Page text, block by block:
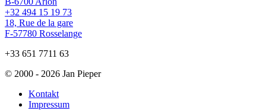
+32 494 15 19 73
18, Rue de la gare
F-57780 Rosselange
+33 651 7711 63
© 2000 - 2026 Jan Pieper
Kontakt
Impressum